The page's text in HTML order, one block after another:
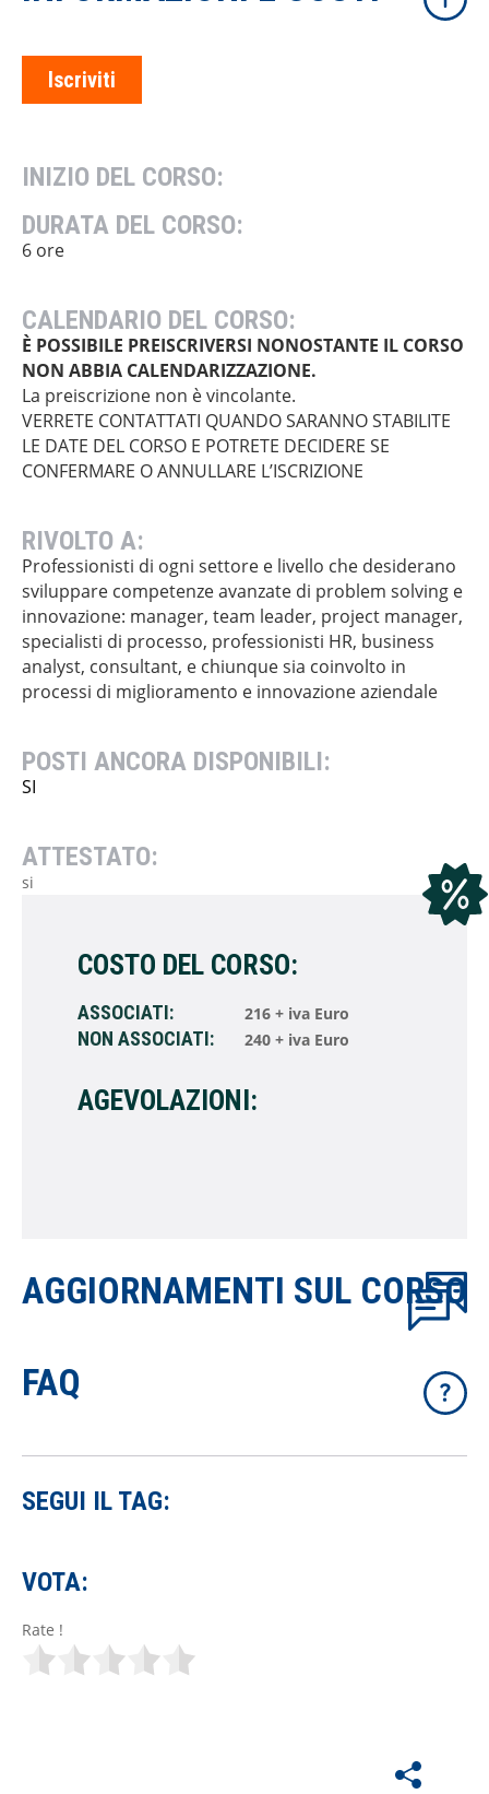
Iscriviti
INIZIO DEL CORSO:
DURATA DEL CORSO:
6 ore
CALENDARIO DEL CORSO:
È POSSIBILE PREISCRIVERSI NONOSTANTE IL CORSO
NON ABBIA CALENDARIZZAZIONE.
La preiscrizione non è vincolante.
VERRETE CONTATTATI QUANDO SARANNO STABILITE
LE DATE DEL CORSO E POTRETE DECIDERE SE
CONFERMARE O ANNULLARE L’ISCRIZIONE
RIVOLTO A:
Professionisti di ogni settore e livello che desiderano
sviluppare competenze avanzate di problem solving e
innovazione: manager, team leader, project manager,
specialisti di processo, professionisti HR, business
analyst, consultant, e chiunque sia coinvolto in
processi di miglioramento e innovazione aziendale
POSTI ANCORA DISPONIBILI:
SI
ATTESTATO:
si
COSTO DEL CORSO:
ASSOCIATI: 216 + iva Euro
NON ASSOCIATI: 240 + iva Euro
AGEVOLAZIONI:
AGGIORNAMENTI SUL CORSO
FAQ
SEGUI IL TAG:
VOTA:
Rate !